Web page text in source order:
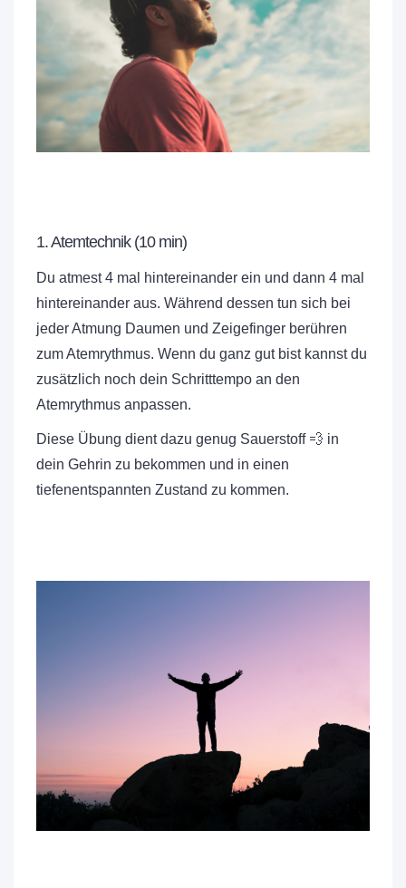
1. Atemtechnik (10 min)
Du atmest 4 mal hintereinander ein und dann 4 mal
hintereinander aus. Während dessen tun sich bei
jeder Atmung Daumen und Zeigefinger berühren
zum Atemrythmus. Wenn du ganz gut bist kannst du
zusätzlich noch dein Schritttempo an den
Atemrythmus anpassen.
Diese Übung dient dazu genug Sauerstoff 💨 in
dein Gehrin zu bekommen und in einen
tiefenentspannten Zustand zu kommen.